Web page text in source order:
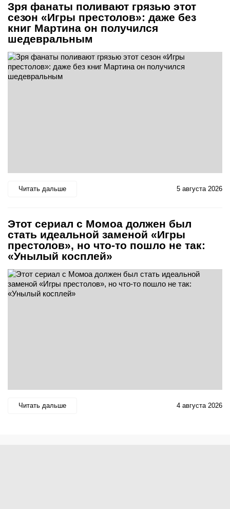
Зря фанаты поливают грязью этот
сезон «Игры престолов»: даже без
книг Мартина он получился
шедевральным
Читать дальше 5 августа 2026
Этот сериал с Момоа должен был
стать идеальной заменой «Игры
престолов», но что-то пошло не так:
«Унылый косплей»
Читать дальше 4 августа 2026